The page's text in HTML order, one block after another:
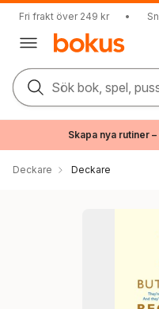
Fri frakt över 249 kr •
Sök bok, spel,
Skapa nya rutiner
Deckare Deckare